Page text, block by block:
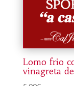
Lomo frio
vinagreta